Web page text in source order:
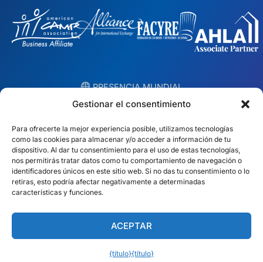
Gestionar el consentimiento
Para ofrecerte la mejor experiencia posible, utilizamos tecnologías
como las cookies para almacenar y/o acceder a información de tu
dispositivo. Al dar tu consentimiento para el uso de estas tecnologías,
nos permitirás tratar datos como tu comportamiento de navegación o
identificadores únicos en este sitio web. Si no das tu consentimiento o lo
retiras, esto podría afectar negativamente a determinadas
características y funciones.
ACEPTAR
{título}{título}
︎ PRESENCIA MUNDIAL
Equipos locales en 10 países
EE.UU.
Dubái
México
España
Irlanda
Polonia
Australia
Sudáfrica
Encuentra tu equipo local →